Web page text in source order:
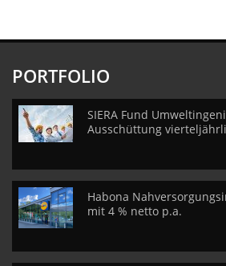
PORTFOLIO
SIERA Fund
Ausschüttung
Habona
mit 4 % netto p.a.